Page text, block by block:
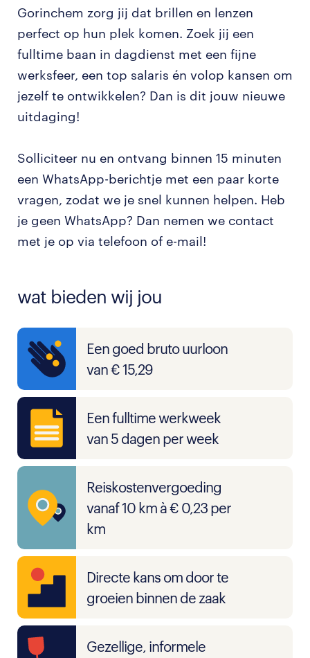
Gorinchem zorg jij dat brillen en lenzen
perfect op hun plek komen. Zoek jij een
fulltime baan in dagdienst met een fijne
werksfeer, een top salaris én volop kansen om
jezelf te ontwikkelen? Dan is dit jouw nieuwe
uitdaging!
Solliciteer nu en ontvang binnen 15 minuten
een WhatsApp-berichtje met een paar korte
vragen, zodat we je snel kunnen helpen. Heb
je geen WhatsApp? Dan nemen we contact
met je op via telefoon of e-mail!
wat bieden wij jou
Een goed bruto uurloon
van € 15,29
Een fulltime werkweek
van 5 dagen per week
Reiskostenvergoeding
vanaf 10 km à € 0,23 per
km
Directe kans om door te
groeien binnen de zaak
Gezellige, informele